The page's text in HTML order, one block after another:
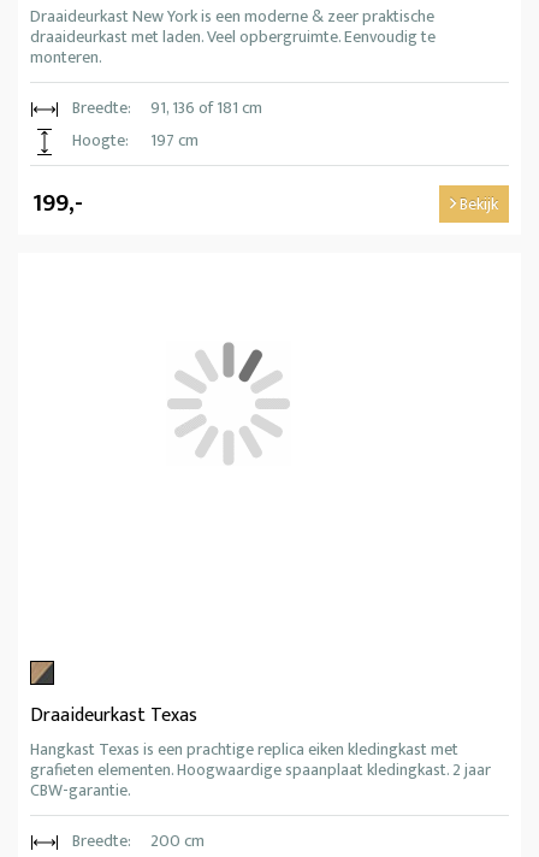
Draaideurkast New York is een moderne & zeer praktische
draaideurkast met laden. Veel opbergruimte. Eenvoudig te
monteren.
Breedte:
91, 136 of 181 cm
Hoogte:
197 cm
199,- Bekijk
Draaideurkast Texas
Hangkast Texas is een prachtige replica eiken kledingkast met
grafieten elementen. Hoogwaardige spaanplaat kledingkast. 2 jaar
CBW-garantie.
Breedte:
200 cm